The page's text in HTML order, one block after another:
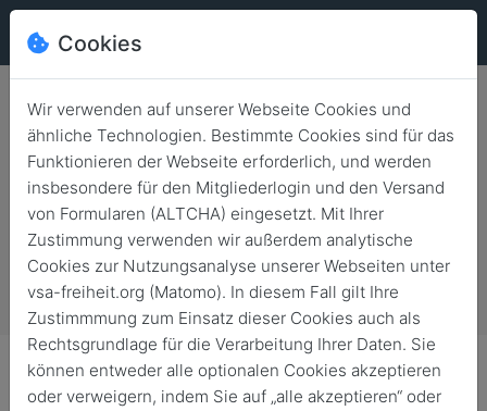
Anmeldung für Mitglieder
VSA Berlin Grillfest im Garten -
Thema: Unternehmensnachfolge
als Lebensentwurf
Cookies
Wir verwenden auf unserer Webseite Cookies und
ähnliche Technologien. Bestimmte Cookies sind für das
Funktionieren der Webseite erforderlich, und werden
insbesondere für den Mitgliederlogin und den Versand
von Formularen (ALTCHA) eingesetzt. Mit Ihrer
Zustimmung verwenden wir außerdem analytische
Cookies zur Nutzungsanalyse unserer Webseiten unter
vsa-freiheit.org (Matomo). In diesem Fall gilt Ihre
Zustimmmung zum Einsatz dieser Cookies auch als
Rechtsgrundlage für die Verarbeitung Ihrer Daten. Sie
können entweder alle optionalen Cookies akzeptieren
oder verweigern, indem Sie auf „alle akzeptieren“ oder